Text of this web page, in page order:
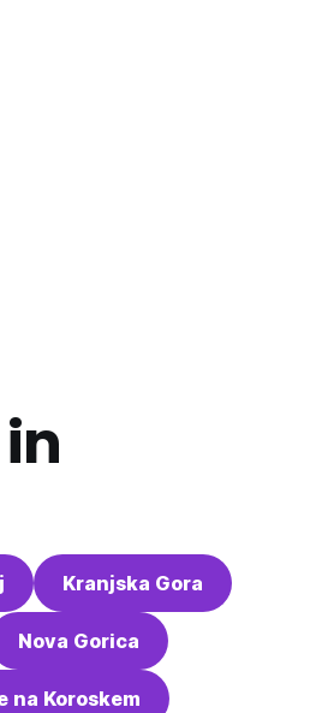
Kranjska Gora
Nova Gorica
na Koroskem